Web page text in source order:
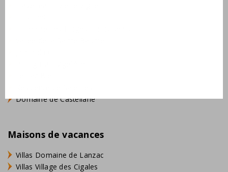
Domaine de Castellane
Maisons de vacances
Villas Domaine de Lanzac
Villas Village des Cigales